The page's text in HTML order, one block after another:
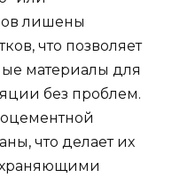
лишены
что позволяет
материалы для
без проблем.
что делает их